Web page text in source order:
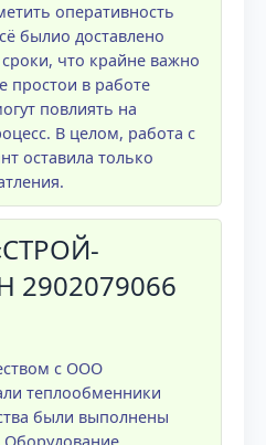
оперативность
былио доставлено
что крайне важно
простои в работе
повлиять на
В целом, работа с
оставила только
2902079066
с ООО
теплообменники
были выполнены